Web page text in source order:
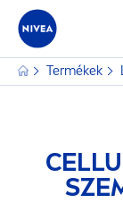
Termékek